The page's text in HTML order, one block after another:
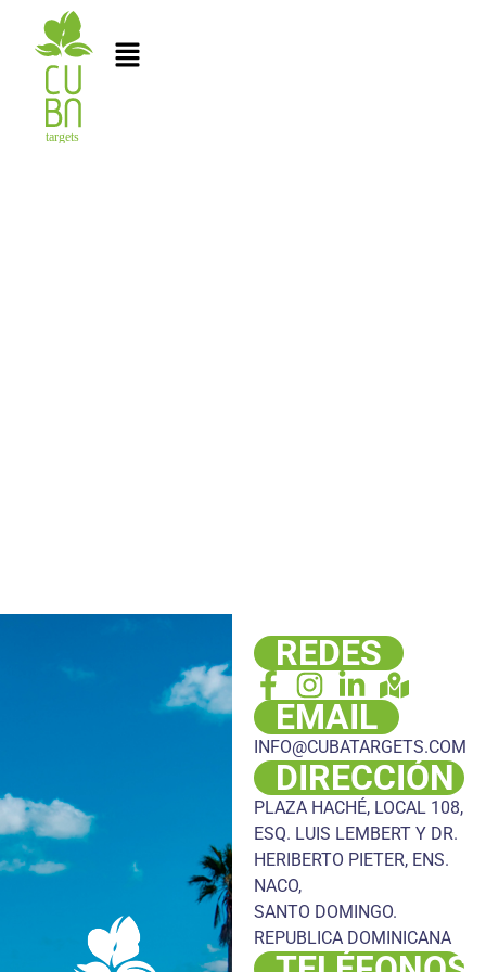
REDES
EMAIL
INFO@CUBATARGETS.COM
DIRECCIÓN
PLAZA HACHÉ, LOCAL 108,
ESQ. LUIS LEMBERT Y DR.
HERIBERTO PIETER, ENS.
NACO,
SANTO DOMINGO.
REPUBLICA DOMINICANA